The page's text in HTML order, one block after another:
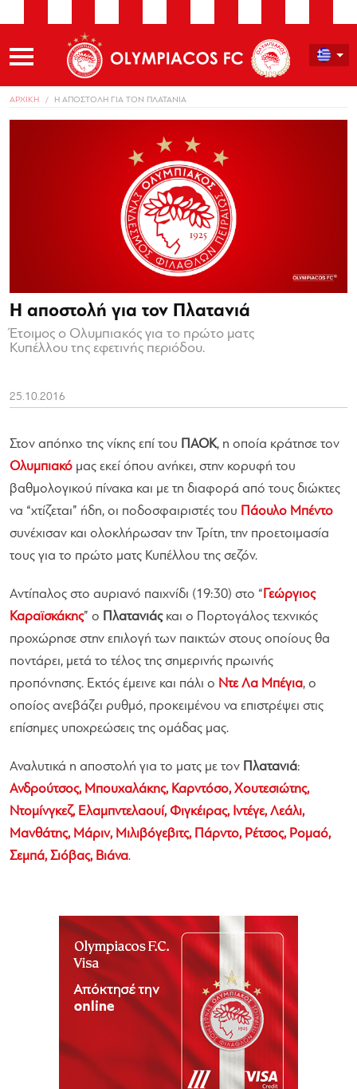
ΑΡΧΙΚΗ Η ΑΠΟΣΤΟΛΗ ΓΙΑ ΤΟΝ ΠΛΑΤΑΝΙΑ
Η αποστολή για τον Πλατανιά
Έτοιμος ο Ολυμπιακός για το πρώτο ματς
Κυπέλλου της εφετινής περιόδου.
25.10.2016
Στον απόηχο της νίκης επί του ΠΑΟΚ, η οποία κράτησε τον
Ολυμπιακό μας εκεί όπου ανήκει, στην κορυφή του
βαθμολογικού πίνακα και με τη διαφορά από τους διώκτες
να “χτίζεται” ήδη, οι ποδοσφαιριστές του Πάουλο Μπέντο
συνέχισαν και ολοκλήρωσαν την Τρίτη, την προετοιμασία
τους για το πρώτο ματς Κυπέλλου της σεζόν.
Αντίπαλος στο αυριανό παιχνίδι (19:30) στο “ Γεώργιος
Καραϊσκάκης” ο Πλατανιάςκαι ο Πορτογάλος τεχνικός
προχώρησε στην επιλογή των παικτών στους οποίους θα
ποντάρει, μετά το τέλος της σημερινής πρωινής
προπόνησης. Εκτός έμεινε και πάλι ο Ντε Λα Μπέγια, ο
οποίος ανεβάζει ρυθμό, προκειμένου να επιστρέψει στις
επίσημες υποχρεώσεις της ομάδας μας.
Αναλυτικά η αποστολή για το ματς με τον Πλατανιά:
Ανδρούτσος, Μπουχαλάκης, Καρντόσο, Χουτεσιώτης,
Ντομίνγκεζ, Ελαμπντελαουί, Φιγκέιρας, Ιντέγε, Λεάλι,
Μανθάτης, Μάριν, Μιλιβόγεβιτς, Πάρντο, Ρέτσος, Ρομαό,
Σεμπά, Σιόβας, Βιάνα.